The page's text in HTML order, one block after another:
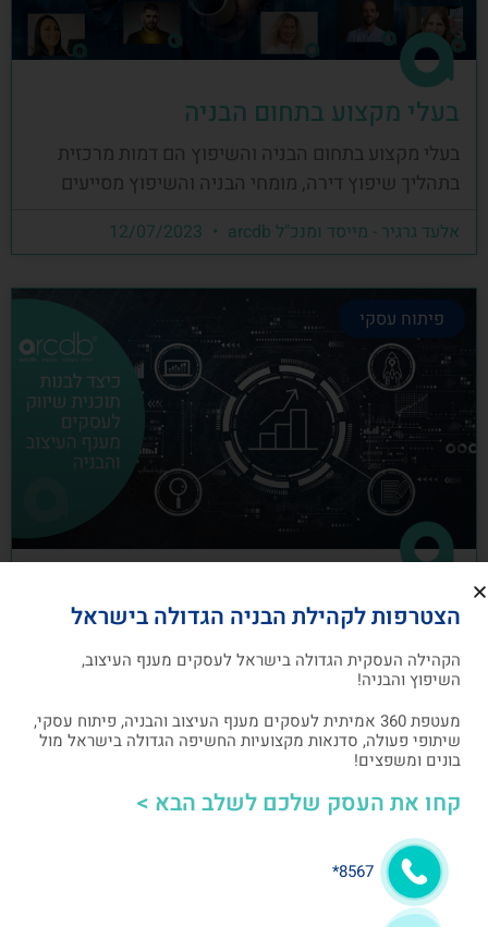
בעלי מקצוע בתחום הבניה
בעלי מקצוע בתחום הבניה והשיפוץ הם דמות מרכזית
בתהליך שיפוץ דירה, מומחי הבניה והשיפוץ מסייעים
אלעד גרגיר - מייסד ומנכ"ל arcdb
פיתוח עסקי
כיצד לבנות תוכנית שיווק לעסקים מענף
העיצוב והבניה
תוכנית שיווק הנה תוכנית כתובה, המהווה מפת דרכים
אלעד גרגיר - מייסד ומנכ"ל arcdb 05/07/2023
בניית קהילה ושיתופי פעולה
הצטרפות לקהילת הבניה הגדולה בישראל
הקהילה העסקית הגדולה בישראל לעסקים מענף העיצוב,
השיפוץ והבניה!
מעטפת 360 אמיתית לעסקים מענף העיצוב והבניה, פיתוח עסקי,
שיתופי פעולה, סדנאות מקצועיות החשיפה הגדולה בישראל מול
בונים ומשפצים!
קחו את העסק שלכם לשלב הבא >
8567*